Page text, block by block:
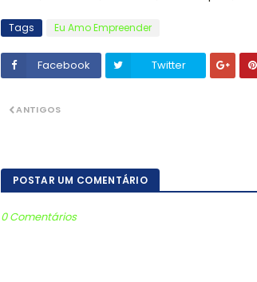
Tags Eu Amo Empreender
Facebook Twitter
ANTIGOS
POSTAR UM COMENTÁRIO
0 Comentários